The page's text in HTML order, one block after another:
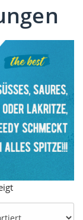
Nach
Beliebtheit
sortiert